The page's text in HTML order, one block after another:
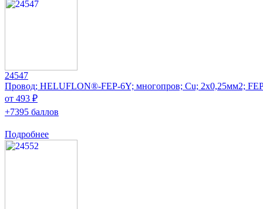
24547
Провод; HELUFLON®-FEP-6Y; многопров; Cu; 2x0,25мм2;
от 493 ₽
+7395 баллов
Подробнее